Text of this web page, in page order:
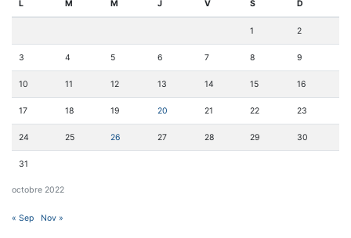
octobre 2022
L M M J V S D
1 2
3 4 5 6 7 8 9
10 11 12 13 14 15 16
17 18 19 20 21 22 23
24 25 26 27 28 29 30
31
« Sep Nov »